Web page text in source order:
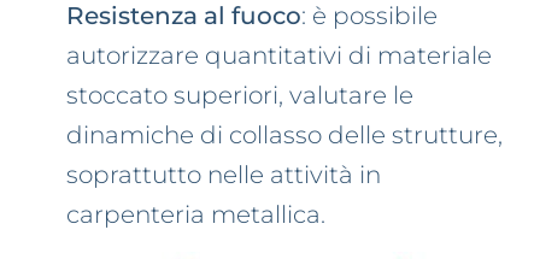
Resistenza al fuoco: è possibile
autorizzare quantitativi di materiale
stoccato superiori, valutare le
dinamiche di collasso delle strutture,
soprattutto nelle attività in
carpenteria metallica.